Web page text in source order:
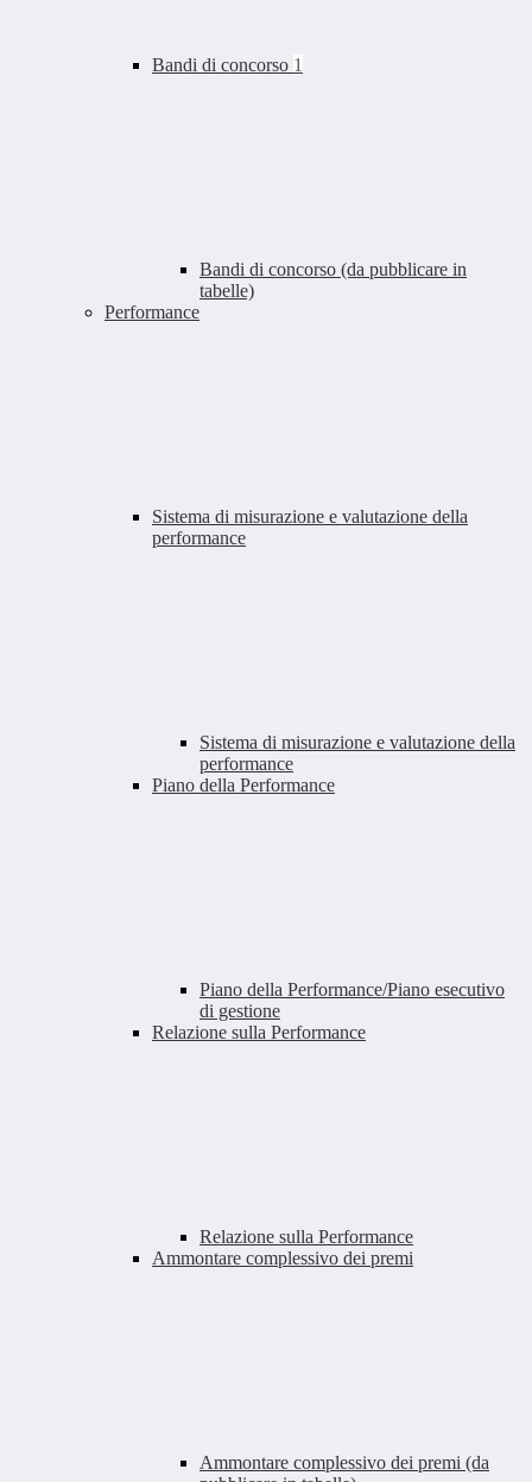
Bandi di concorso 1
Bandi di concorso (da pubblicare in
tabelle)
Performance
Sistema di misurazione e valutazione della
performance
Sistema di misurazione e valutazione della
performance
Piano della Performance
Piano della Performance/Piano esecutivo
di gestione
Relazione sulla Performance
Relazione sulla Performance
Ammontare complessivo dei premi
Ammontare complessivo dei premi (da